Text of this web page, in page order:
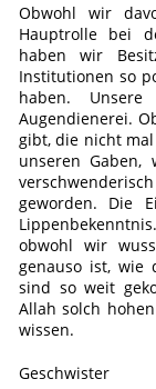
Obwohl wir
Hauptrolle bei
haben wir
Institutionen so
haben.
Augendienerei.
gibt, die nicht
unseren
geworden. Die
obwohl wir
genauso ist, wie
sind so weit
Allah solch
wissen.
Geschwister